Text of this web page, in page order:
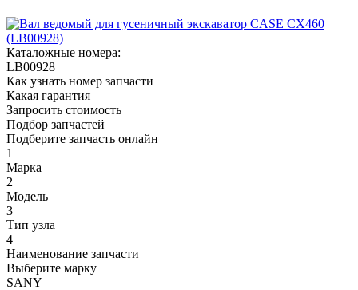
Каталожные номера:
LB00928
Как узнать номер запчасти
Какая гарантия
Запросить стоимость
Подбор запчастей
Подберите запчасть онлайн
1
Марка
2
Модель
3
Тип узла
4
Наименование запчасти
Выберите марку
SANY